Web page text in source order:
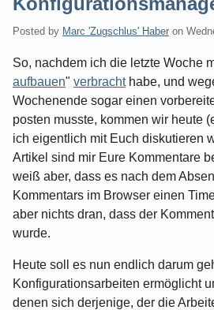
Posted by Marc 'Zugschlus' Haber on
So, nachdem ich die letzte Woche
aufbauen" verbrachthabe, und
Wochenende sogar einen
posten musste, kommen wir heute
ich eigentlich mit Euch diskutieren
Artikel sind mir Eure Kommentare
weiß aber, dass es nach dem
Kommentars im Browser einen
aber nichts dran, dass der
wurde.
Heute soll es nun endlich darum
Konfigurationsarbeiten ermöglicht
denen sich derjenige, der die